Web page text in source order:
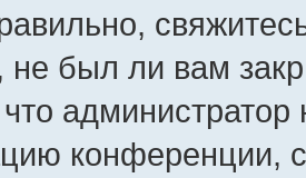
не был ли вам
администратор
конференции,